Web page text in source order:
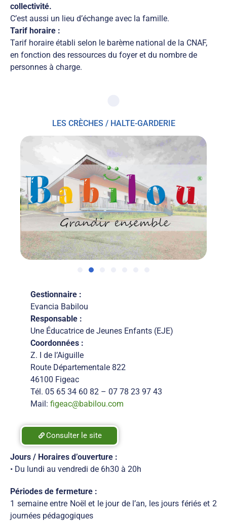
collectivité.
C’est aussi un lieu d’échange avec la famille.
Tarif horaire :
Tarif horaire établi selon le barème national de la CNAF,
en fonction des ressources du foyer et du nombre de
personnes à charge.
LES CRÈCHES / HALTE-GARDERIE
Gestionnaire :
Evancia Babilou
Responsable :
Une Éducatrice de Jeunes Enfants (EJE)
Coordonnées :
Z. I de l’Aiguille
Route Départementale 822
46100 Figeac
Tél. 05 65 34 60 82 – 07 78 23 97 43
Mail: figeac@babilou.com
Consulter le site
Jours / Horaires d’ouverture :
• Du lundi au vendredi de 6h30 à 20h
Périodes de fermeture :
1 semaine entre Noël et le jour de l’an, les jours fériés et 2
journées pédagogiques